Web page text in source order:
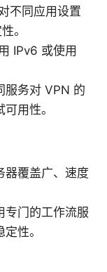
不同应用设置
。
IPv6 或使用
服务对 VPN 的
用性。
器覆盖广、速度
专门的工作流服
性。